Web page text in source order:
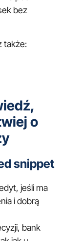
bez
także:
o
snippet
jeśli ma
i dobrą
bank